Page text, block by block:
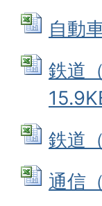
自動
鉄道
鉄道
通信